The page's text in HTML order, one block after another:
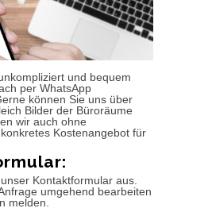
und bequem
per WhatsApp
können Sie uns über
Bilder der Büroräume
wir auch ohne
Kostenangebot für
Kontaktformular aus.
umgehend bearbeiten
melden.